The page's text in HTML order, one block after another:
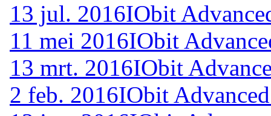
13 jul. 2016IObit
11 mei 2016IObit
13 mrt. 2016IObit
2 feb. 2016IObit